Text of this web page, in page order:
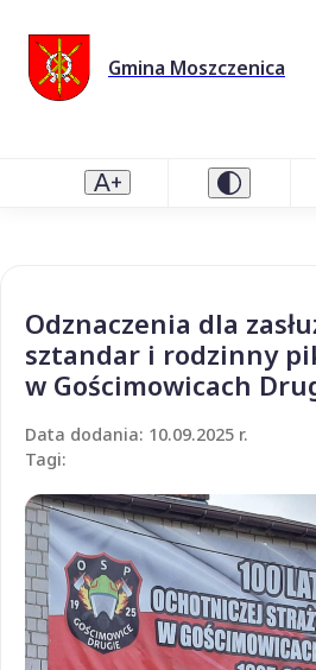
Gmina Moszczenica
Odznaczenia dla
sztandar i rodzinny
w Gościmowicach
Data dodania: 10.09.2025 r.
Tagi: